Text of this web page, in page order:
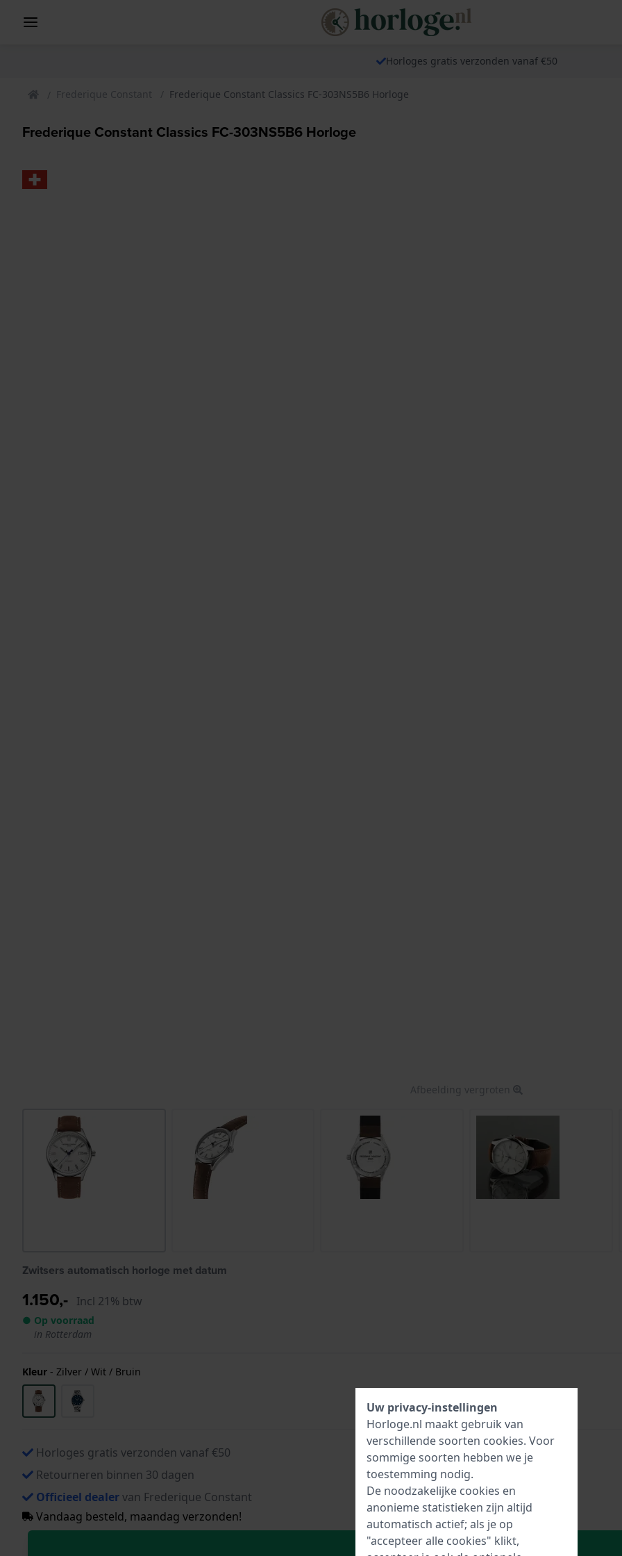
Horloges gratis verzonden vanaf €50
Frederique Constant Frederique Constant Classics FC-303NS5B6 Horloge
Frederique Constant Classics FC-303NS5B6 Horloge
Afbeelding vergroten
Zwitsers automatisch horloge met datum
1.150,- Incl 21% btw
● Op voorraad
in Rotterdam
Kleur - Zilver / Wit / Bruin
Horloges gratis verzonden vanaf €50
Retourneren binnen 30 dagen
Officieel dealervan Frederique Constant
Vandaag besteld, maandag verzonden!
In Winkelwagen
Uw privacy-instellingen
Horloge.nl maakt gebruik van
verschillende soorten cookies. Voor
sommige soorten hebben we je
toestemming nodig.
De noodzakelijke cookies en
anonieme statistieken zijn altijd
automatisch actief; als je op
"accepteer alle cookies" klikt,